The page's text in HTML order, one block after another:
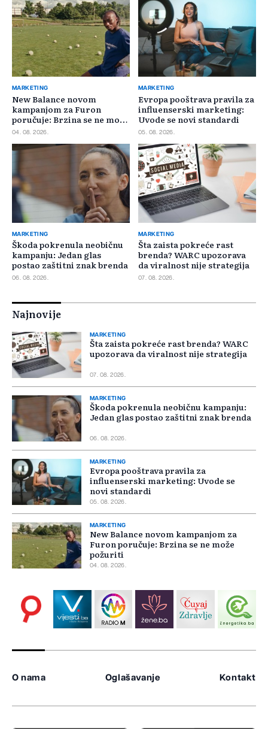
MARKETING
New Balance novom
kampanjom za Furon
poručuje: Brzina se ne može
požuriti
04. 08. 2026.
MARKETING
Evropa pooštrava pravila za
influenserski marketing:
Uvode se novi standardi
05. 08. 2026.
MARKETING
Škoda pokrenula neobičnu
kampanju: Jedan glas
postao zaštitni znak brenda
06. 08. 2026.
MARKETING
Šta zaista pokreće rast
brenda? WARC upozorava
da viralnost nije strategija
07. 08. 2026.
Najnovije
MARKETING
Šta zaista pokreće rast brenda? WARC
upozorava da viralnost nije strategija
07. 08. 2026.
MARKETING
Škoda pokrenula neobičnu kampanju:
Jedan glas postao zaštitni znak brenda
06. 08. 2026.
MARKETING
Evropa pooštrava pravila za
influenserski marketing: Uvode se
novi standardi
05. 08. 2026.
MARKETING
New Balance novom kampanjom za
Furon poručuje: Brzina se ne može
požuriti
04. 08. 2026.
O nama Oglašavanje Kontakt